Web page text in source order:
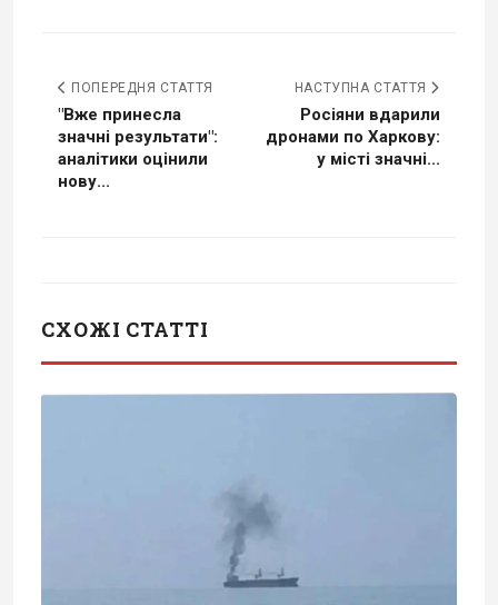
ПОПЕРЕДНЯ СТАТТЯ
"Вже принесла
значні результати":
аналітики оцінили
нову...
НАСТУПНА СТАТТЯ
Росіяни вдарили
дронами по Харкову:
у місті значні...
СХОЖІ СТАТТІ